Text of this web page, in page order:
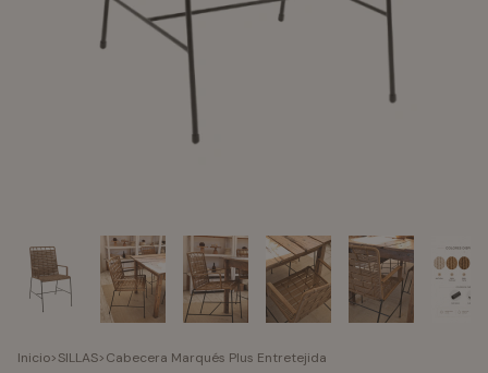
Inicio>SILLAS>Cabecera Marqués Plus Entretejida